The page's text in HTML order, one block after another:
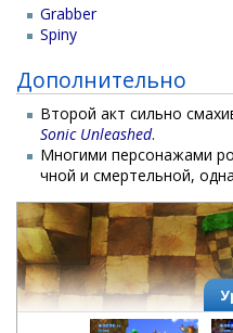
Grabber
Spiny
Дополнительно
Второй акт сильно
Sonic Unleashed.
Многими персонажами
чной и смертельной,